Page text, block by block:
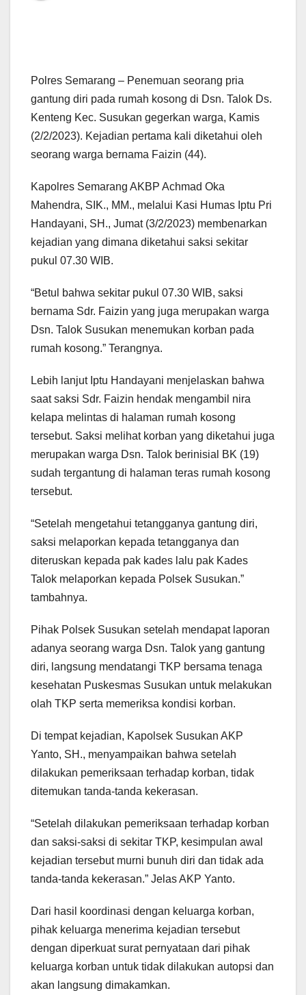
Polres Semarang – Penemuan seorang pria
gantung diri pada rumah kosong di Dsn. Talok Ds.
Kenteng Kec. Susukan gegerkan warga, Kamis
(2/2/2023). Kejadian pertama kali diketahui oleh
seorang warga bernama Faizin (44).
Kapolres Semarang AKBP Achmad Oka
Mahendra, SIK., MM., melalui Kasi Humas Iptu Pri
Handayani, SH., Jumat (3/2/2023) membenarkan
kejadian yang dimana diketahui saksi sekitar
pukul 07.30 WIB.
“Betul bahwa sekitar pukul 07.30 WIB, saksi
bernama Sdr. Faizin yang juga merupakan warga
Dsn. Talok Susukan menemukan korban pada
rumah kosong.” Terangnya.
Lebih lanjut Iptu Handayani menjelaskan bahwa
saat saksi Sdr. Faizin hendak mengambil nira
kelapa melintas di halaman rumah kosong
tersebut. Saksi melihat korban yang diketahui juga
merupakan warga Dsn. Talok berinisial BK (19)
sudah tergantung di halaman teras rumah kosong
tersebut.
“Setelah mengetahui tetangganya gantung diri,
saksi melaporkan kepada tetangganya dan
diteruskan kepada pak kades lalu pak Kades
Talok melaporkan kepada Polsek Susukan.”
tambahnya.
Pihak Polsek Susukan setelah mendapat laporan
adanya seorang warga Dsn. Talok yang gantung
diri, langsung mendatangi TKP bersama tenaga
kesehatan Puskesmas Susukan untuk melakukan
olah TKP serta memeriksa kondisi korban.
Di tempat kejadian, Kapolsek Susukan AKP
Yanto, SH., menyampaikan bahwa setelah
dilakukan pemeriksaan terhadap korban, tidak
ditemukan tanda-tanda kekerasan.
“Setelah dilakukan pemeriksaan terhadap korban
dan saksi-saksi di sekitar TKP, kesimpulan awal
kejadian tersebut murni bunuh diri dan tidak ada
tanda-tanda kekerasan.” Jelas AKP Yanto.
Dari hasil koordinasi dengan keluarga korban,
pihak keluarga menerima kejadian tersebut
dengan diperkuat surat pernyataan dari pihak
keluarga korban untuk tidak dilakukan autopsi dan
akan langsung dimakamkan.